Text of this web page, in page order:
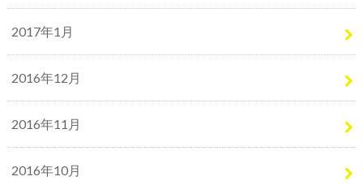
2017年1月
2016年12月
2016年11月
2016年10月